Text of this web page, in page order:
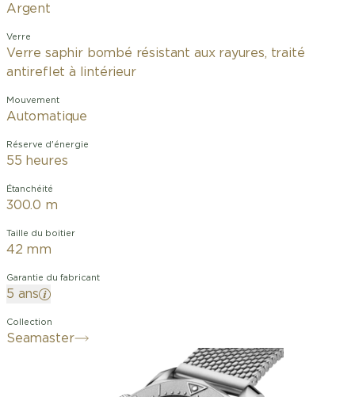
Argent
Verre
Verre saphir bombé résistant aux rayures, traité
antireflet à lintérieur
Mouvement
Automatique
Réserve d'énergie
55 heures
Étanchéité
300.0 m
Taille du boitier
42 mm
Garantie du fabricant
5 ans
Collection
Seamaster